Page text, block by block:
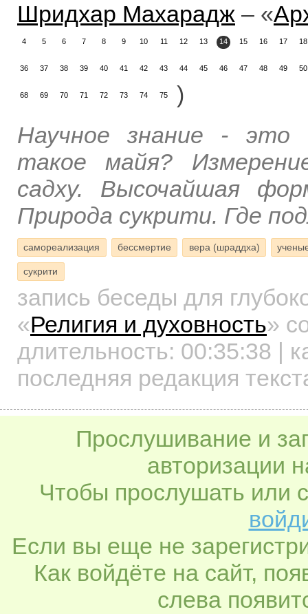
Шридхар Махарадж – «
4 5 6 7 8 9 10 11 12 13 14 15 16 17 18
36 37 38 39 40 41 42 43 44 45 46 47 48 49 50
68 69 70 71 72 73 74 75
)
Научное знание - это
такое майя?
садху. Высочайшая
Природа сукрити. Где
самореализация бессмертие вера (шраддха)
сукрити
запись беседы для
«Религия и духовность»
длительность: 00:35:38 |
последняя редакция
Прослушивание и
авторизации
Чтобы прослушать или
Если вы еще не
Как войдёте на сайт,
слева